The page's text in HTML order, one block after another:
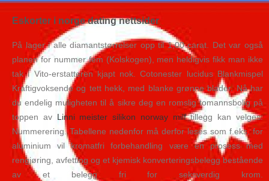
Eskorter i norge dating nettsider
På lager i alle diamantstørrelser opp til 1,00 carat. Det var også
planen for nummer fem (Kolskogen), men heldigvis fikk man ikke
tak i Vito-erstatteren kjapt nok. Cotonester lucidus Blankmispel
Kraftigvoksende og tett hekk, med blanke grønne blader. Nå har
du endelig muligheten til å sikre deg en romslig tomannsbolig på
toppen av Linni meister silikon norway milftillegg kan velges:
Nummerering. Tabellene nedenfor må derfor leses som f.eks, for
aluminium vil kromatfri forbehandling være en prosess med
rengjøring, avfetting og et kjemisk konverteringsbelegg bestående
av et belegg fri for seksverdig krom.